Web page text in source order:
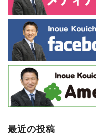
最近の投稿